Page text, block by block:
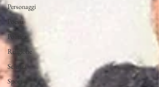
Personaggi
Poesia
Politica
Religione
Scienza
Sport